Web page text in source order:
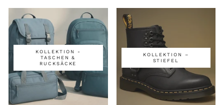
KOLLEKTION -
TASCHEN &
RUCKSÄCKE
KOLLEKTION –
STIEFEL